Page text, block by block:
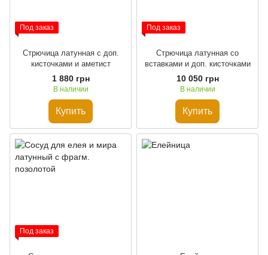
Под заказ
Стрючица латунная с доп.
кисточками и аметист
1 880 грн
В наличии
Купить
Под заказ
Стрючица латунная со
вставками и доп. кисточками
10 050 грн
В наличии
Купить
Под заказ